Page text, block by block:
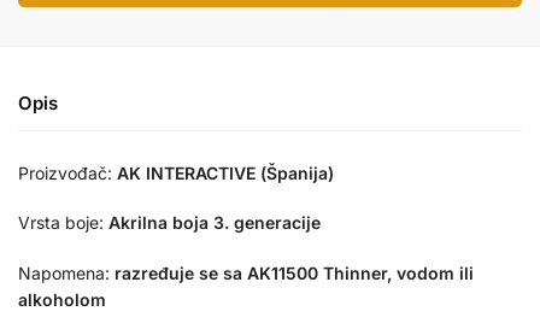
Opis
Proizvođač: AK INTERACTIVE (Španija)
Vrsta boje: Akrilna boja 3. generacije
Napomena: razređuje se sa AK11500 Thinner, vodom ili
alkoholom